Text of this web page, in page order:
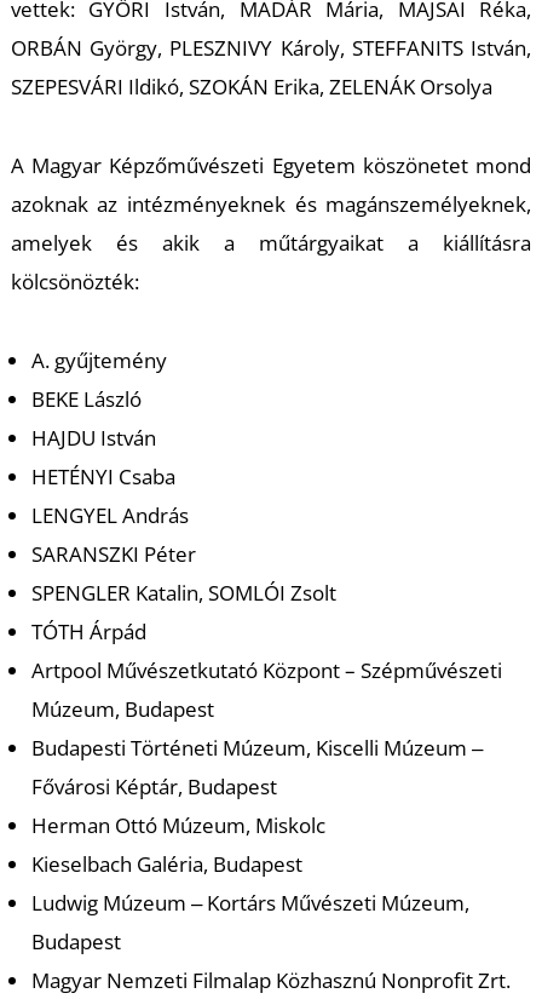
vettek: GYŐRI István, MADÁR Mária, MAJSAI Réka,
ORBÁN György, PLESZNIVY Károly, STEFFANITS István,
SZEPESVÁRI Ildikó, SZOKÁN Erika, ZELENÁK Orsolya
A Magyar Képzőművészeti Egyetem köszönetet mond
azoknak az intézményeknek és magánszemélyeknek,
amelyek és akik a műtárgyaikat a kiállításra
kölcsönözték:
A. gyűjtemény
BEKE László
HAJDU István
HETÉNYI Csaba
LENGYEL András
SARANSZKI Péter
SPENGLER Katalin, SOMLÓI Zsolt
TÓTH Árpád
Artpool Művészetkutató Központ – Szépművészeti
Múzeum, Budapest
Budapesti Történeti Múzeum, Kiscelli Múzeum ‒
Fővárosi Képtár, Budapest
Herman Ottó Múzeum, Miskolc
Kieselbach Galéria, Budapest
Ludwig Múzeum ‒ Kortárs Művészeti Múzeum,
Budapest
Magyar Nemzeti Filmalap Közhasznú Nonprofit Zrt.